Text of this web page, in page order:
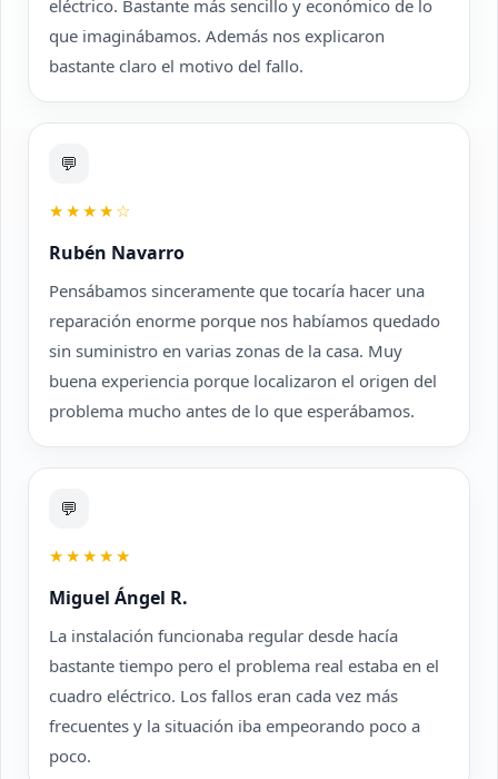
eléctrico. Bastante más sencillo y económico de lo
que imaginábamos. Además nos explicaron
bastante claro el motivo del fallo.
💬
★★★★☆
Rubén Navarro
Pensábamos sinceramente que tocaría hacer una
reparación enorme porque nos habíamos quedado
sin suministro en varias zonas de la casa. Muy
buena experiencia porque localizaron el origen del
problema mucho antes de lo que esperábamos.
💬
★★★★★
Miguel Ángel R.
La instalación funcionaba regular desde hacía
bastante tiempo pero el problema real estaba en el
cuadro eléctrico. Los fallos eran cada vez más
frecuentes y la situación iba empeorando poco a
poco.